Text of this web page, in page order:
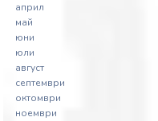
април
май
юни
юли
август
септември
октомври
ноември